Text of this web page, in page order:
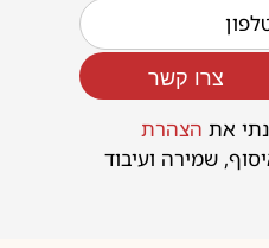
את הצהרת
שמירה ועיבוד
צרו קשר